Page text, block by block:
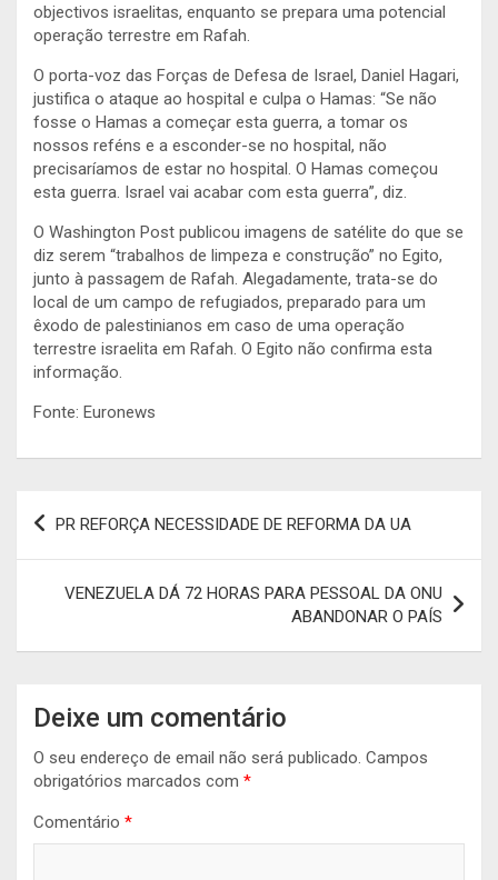
objectivos israelitas, enquanto se prepara uma potencial
operação terrestre em Rafah.
O porta-voz das Forças de Defesa de Israel, Daniel Hagari,
justifica o ataque ao hospital e culpa o Hamas: “Se não
fosse o Hamas a começar esta guerra, a tomar os
nossos reféns e a esconder-se no hospital, não
precisaríamos de estar no hospital. O Hamas começou
esta guerra. Israel vai acabar com esta guerra”, diz.
O Washington Post publicou imagens de satélite do que se
diz serem “trabalhos de limpeza e construção” no Egito,
junto à passagem de Rafah. Alegadamente, trata-se do
local de um campo de refugiados, preparado para um
êxodo de palestinianos em caso de uma operação
terrestre israelita em Rafah. O Egito não confirma esta
informação.
Fonte: Euronews
Navegação
PR REFORÇA NECESSIDADE DE REFORMA DA UA
VENEZUELA DÁ 72 HORAS PARA PESSOAL DA ONU
ABANDONAR O PAÍS
Deixe um comentário
O seu endereço de email não será publicado. Campos
obrigatórios marcados com *
Comentário *